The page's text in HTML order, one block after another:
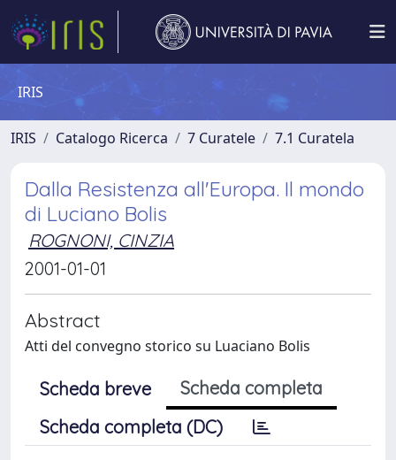
IRIS
IRIS Catalogo Ricerca 7 Curatele 7.1 Curatela
Dalla Resistenza all'Europa. Il mondo
di Luciano Bolis
ROGNONI, CINZIA
2001-01-01
Abstract
Atti del convegno storico su Luaciano Bolis
Scheda breve
Scheda completa
Scheda completa (DC)